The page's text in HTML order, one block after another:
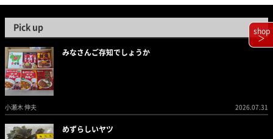
Pick up
みなさんご存知でしょうか
小瀬木 伸夫 2026.07.31
めずらしいヤツ
shop
＞